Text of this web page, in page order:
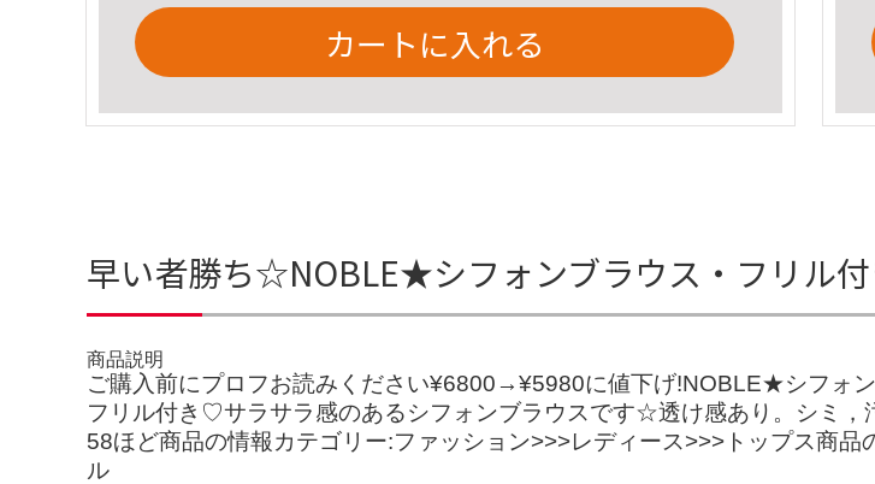
カートに入れる
早い者勝ち☆NOBLE★シフォンブラウス・フリル
商品説明
ご購入前にプロフお読みください¥6800→¥5980に値下げ!NOBLE★シフォ
フリル付き♡サラサラ感のあるシフォンブラウスです☆透け感あり。シミ
58ほど商品の情報カテゴリー:ファッション>>>レディース>>>トップス商
ル